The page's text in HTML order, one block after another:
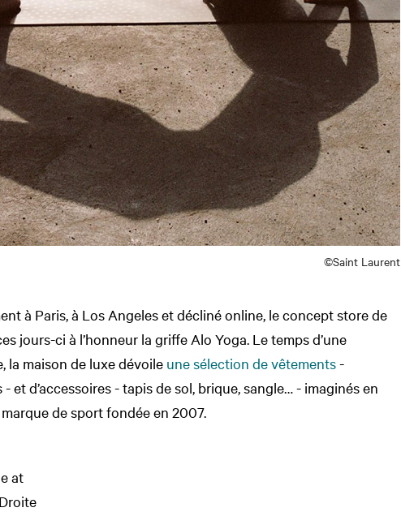
©Saint Laurent
à Paris, à Los Angeles et décliné online, le concept store de
jours-ci à l’honneur la griffe Alo Yoga. Le temps d’une
la maison de luxe dévoile une sélection de vêtements-
et d’accessoires - tapis de sol, brique, sangle… - imaginés en
de sport fondée en 2007.
at